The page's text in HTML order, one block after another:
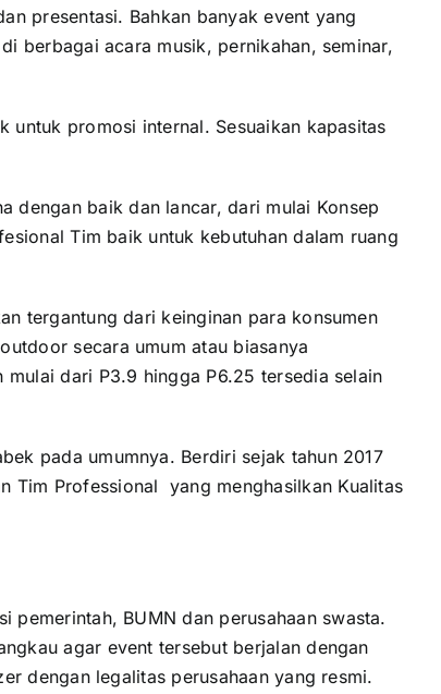
presentasi. Bahkan banyak event yang
berbagai acara musik, pernikahan, seminar,
untuk promosi internal. Sesuaikan kapasitas
dengan baik dan lancar, dari mulai Konsep
Tim baik untuk kebutuhan dalam ruang
tergantung dari keinginan para konsumen
secara umum atau biasanya
dari P3.9 hingga P6.25 tersedia selain
pada umumnya. Berdiri sejak tahun 2017
Tim Professional yang menghasilkan Kualitas
pemerintah, BUMN dan perusahaan swasta.
agar event tersebut berjalan dengan
dengan legalitas perusahaan yang resmi.